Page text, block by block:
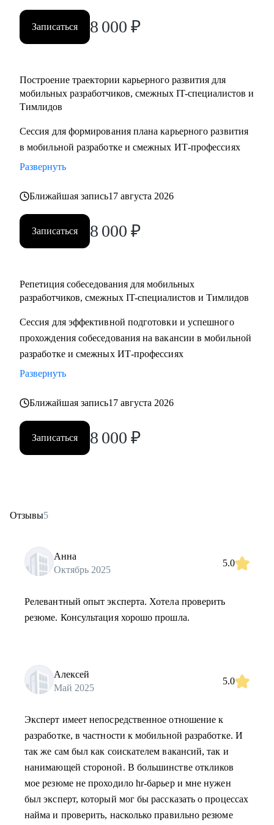
менеджерам
• Тестировщикам, аналитикам, Data-инженерам, backend- и
frontend-разработчикам
Записаться 8 000 ₽
Построение траектории карьерного развития для
мобильных разработчиков, смежных IT-специалистов и
Тимлидов
Сессия для формирования плана карьерного развития
в мобильной разработке и смежных ИТ-профессиях
Развернуть
Ближайшая запись17 августа 2026
Записаться 8 000 ₽
Репетиция собеседования для мобильных
разработчиков, смежных IT-специалистов и Тимлидов
Сессия для эффективной подготовки и успешного
прохождения собеседования на вакансии в мобильной
разработке и смежных ИТ-профессиях
Развернуть
Ближайшая запись17 августа 2026
Записаться 8 000 ₽
Отзывы5
Анна
Октябрь 2025
5.0
Релевантный опыт эксперта. Хотела проверить
резюме. Консультация хорошо прошла.
Алексей
Май 2025
5.0
Эксперт имеет непосредственное отношение к
разработке, в частности к мобильной разработке. И
так же сам был как соискателем вакансий, так и
нанимающей стороной. В большинстве откликов
мое резюме не проходило hr-барьер и мне нужен
был эксперт, который мог бы рассказать о процессах
найма и проверить, насколько правильно резюме